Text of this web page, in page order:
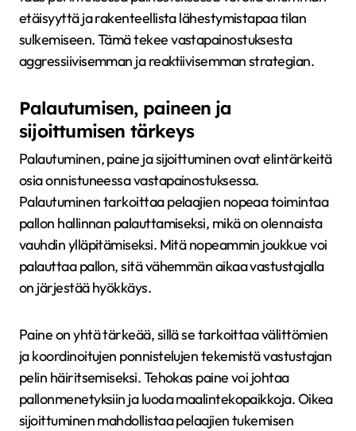
etäisyyttä ja rakenteellista lähestymistapaa tilan
sulkemiseen. Tämä tekee vastapainostuksesta
aggressiivisemman ja reaktiivisemman strategian.
Palautumisen, paineen ja
sijoittumisen tärkeys
Palautuminen, paine ja sijoittuminen ovat elintärkeitä
osia onnistuneessa vastapainostuksessa.
Palautuminen tarkoittaa pelaajien nopeaa toimintaa
pallon hallinnan palauttamiseksi, mikä on olennaista
vauhdin ylläpitämiseksi. Mitä nopeammin joukkue voi
palauttaa pallon, sitä vähemmän aikaa vastustajalla
on järjestää hyökkäys.
Paine on yhtä tärkeää, sillä se tarkoittaa välittömien
ja koordinoitujen ponnistelujen tekemistä vastustajan
pelin häiritsemiseksi. Tehokas paine voi johtaa
pallonmenetyksiin ja luoda maalintekopaikkoja. Oikea
sijoittuminen mahdollistaa pelaajien tukemisen